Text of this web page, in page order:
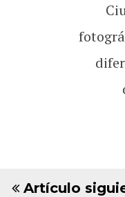
Artículo